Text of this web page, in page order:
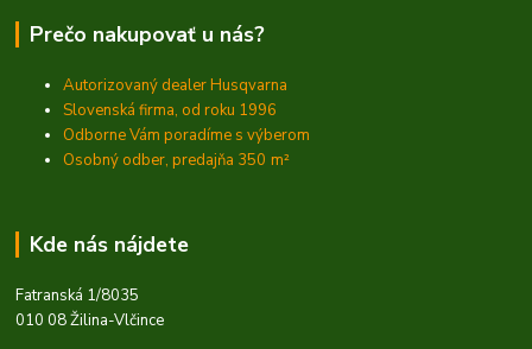
Prečo nakupovať u nás?
Autorizovaný dealer Husqvarna
Slovenská firma, od roku 1996
Odborne Vám poradíme s výberom
Osobný odber, predajňa 350 m²
Kde nás nájdete
Fatranská 1/8035
010 08 Žilina-Vlčince